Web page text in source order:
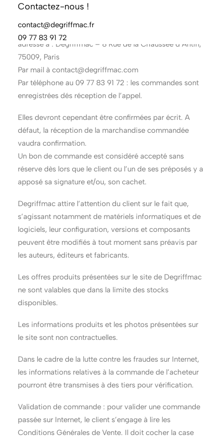
Contactez-nous !
contact@degriffmac.fr
09 77 83 91 72
Notification de la commande : le client notifie sa
par courrier, sur papier libre ou bon de commande
adressé à : Degriffmac – 8 Rue de la Chaussée d’Antin,
75009, Paris
Par mail à contact@degriffmac.com
Par téléphone au 09 77 83 91 72 : les commandes sont
enregistrées dés réception de l’appel.
Elles devront cependant être confirmées par écrit. A
défaut, la réception de la marchandise commandée
vaudra confirmation.
Un bon de commande est considéré accepté sans
réserve dès lors que le client ou l’un de ses préposés y a
apposé sa signature et/ou, son cachet.
Degriffmac attire l’attention du client sur le fait que,
s’agissant notamment de matériels informatiques et de
logiciels, leur configuration, versions et composants
peuvent être modifiés à tout moment sans préavis par
les auteurs, éditeurs et fabricants.
Les offres produits présentées sur le site de Degriffmac
ne sont valables que dans la limite des stocks
disponibles.
Les informations produits et les photos présentées sur
le site sont non contractuelles.
Dans le cadre de la lutte contre les fraudes sur Internet,
les informations relatives à la commande de l’acheteur
pourront être transmises à des tiers pour vérification.
Validation de commande : pour valider une commande
passée sur Internet, le client s’engage à lire les
Conditions Générales de Vente. Il doit cocher la case